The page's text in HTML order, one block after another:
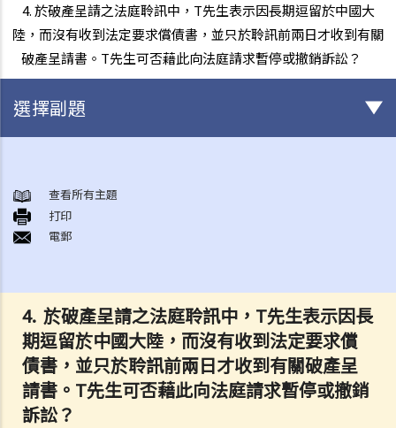
4. 於破產呈請之法庭聆訊中，T先生表示因長期逗留於中國大
陸，而沒有收到法定要求償債書，並只於聆訊前兩日才收到有關
破產呈請書。T先生可否藉此向法庭請求暫停或撤銷訴訟？
4. 於破產呈請之法庭聆訊中，T先生表示因長
期逗留於中國大陸，而沒有收到法定要求償
債書，並只於聆訊前兩日才收到有關破產呈
請書。T先生可否藉此向法庭請求暫停或撤銷
訴訟？
選擇副題
A. 破產訴訟簡介
B. 問與答
1. 破產訴訟是否只可以由債權人提出？（附有提交訴訟文件的程序簡
2. 破產管理署之主要職責是甚麼？
3.我可否於破產管理署找到某人之破產紀錄？
4. 破產會帶來甚麼後果？
5. 破產人是否需要交出所有收入予受託人？
6. 在破產令頒布後，破產人必須履行甚麼義務或工作？他們亦須避免進
行甚麼活動？
查看所有主題
打印
電郵